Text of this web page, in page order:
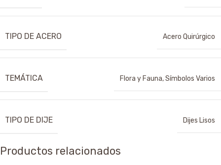
TIPO DE ACERO Acero Quirúrgico
TEMÁTICA Flora y Fauna,Símbolos Varios
TIPO DE DIJE Dijes Lisos
Productos relacionados